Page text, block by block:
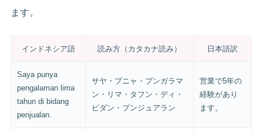
ます。
インドネシア語 読み方（カタカナ読み） 日本語訳
Saya punya
pengalaman lima
tahun di bidang
penjualan.
サヤ・プニャ・プンガラマ
ン・リマ・タフン・ディ・
ビダン・プンジュアラン
営業で5年の
経験があり
ます。